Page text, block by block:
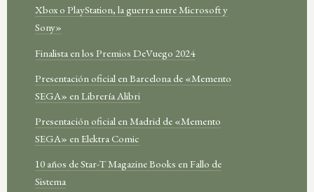
Xbox o PlayStation, la guerra entre Microsoft y
Sony»
Finalista en los Premios DeVuego 2024
Presentación oficial en Barcelona de «Memento
SEGA» en Librería Alibri
Presentación oficial en Madrid de «Memento
SEGA» en Elektra Comic
10 años de Star-T Magazine Books en Fallo de
Sistema